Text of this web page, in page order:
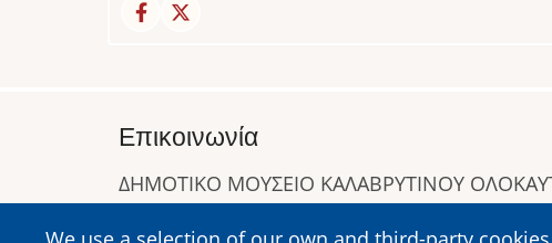
Επικοινωνία
ΔΗΜΟΤΙΚΟ ΜΟΥΣΕΙΟ ΚΑΛΑΒΡΥΤΙΝΟΥ